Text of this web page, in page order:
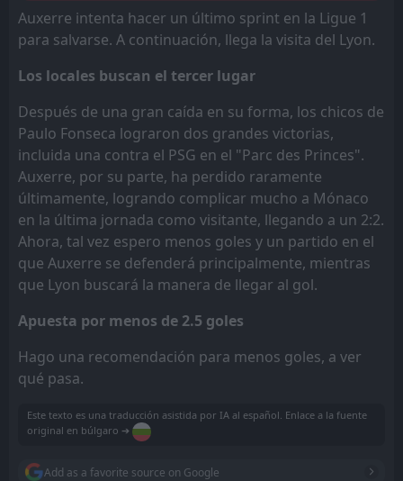
Auxerre intenta hacer un último sprint en la Ligue 1
para salvarse. A continuación, llega la visita del Lyon.
Los locales buscan el tercer lugar
Después de una gran caída en su forma, los chicos de
Paulo Fonseca lograron dos grandes victorias,
incluida una contra el PSG en el "Parc des Princes".
Auxerre, por su parte, ha perdido raramente
últimamente, logrando complicar mucho a Mónaco
en la última jornada como visitante, llegando a un 2:2.
Ahora, tal vez espero menos goles y un partido en el
que Auxerre se defenderá principalmente, mientras
que Lyon buscará la manera de llegar al gol.
Apuesta por menos de 2.5 goles
Hago una recomendación para menos goles, a ver
qué pasa.
Este texto es una traducción asistida por IA al español. Enlace a la fuente
original en búlgaro ➔
Add as a favorite source on Google